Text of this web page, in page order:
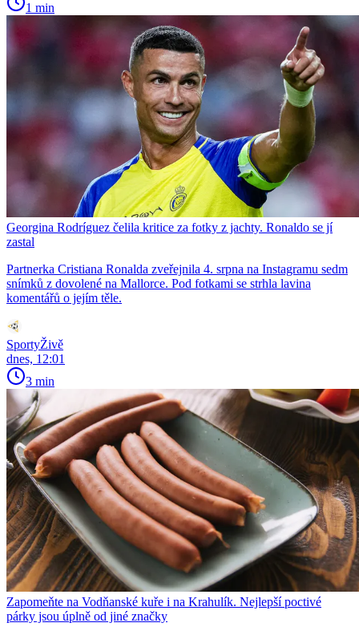
1 min
Georgina Rodríguez čelila kritice za fotky z jachty. Ronaldo se jí
zastal
Partnerka Cristiana Ronalda zveřejnila 4. srpna na Instagramu sedm
snímků z dovolené na Mallorce. Pod fotkami se strhla lavina
komentářů o jejím těle.
SportyŽivě
dnes, 12:01
3 min
Zapomeňte na Vodňanské kuře i na Krahulík. Nejlepší poctivé
párky jsou úplně od jiné značky